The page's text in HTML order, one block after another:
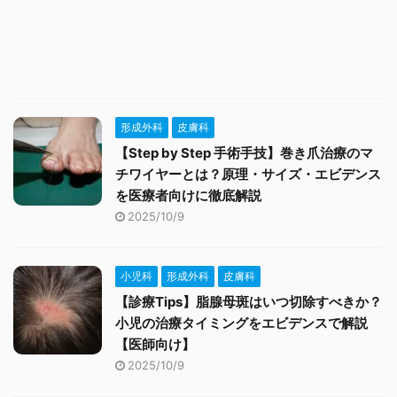
形成外科 皮膚科
【Step by Step 手術手技】巻き爪治療のマ
チワイヤーとは？原理・サイズ・エビデンス
を医療者向けに徹底解説
2025/10/9
小児科 形成外科 皮膚科
【診療Tips】脂腺母斑はいつ切除すべきか？
小児の治療タイミングをエビデンスで解説
【医師向け】
2025/10/9